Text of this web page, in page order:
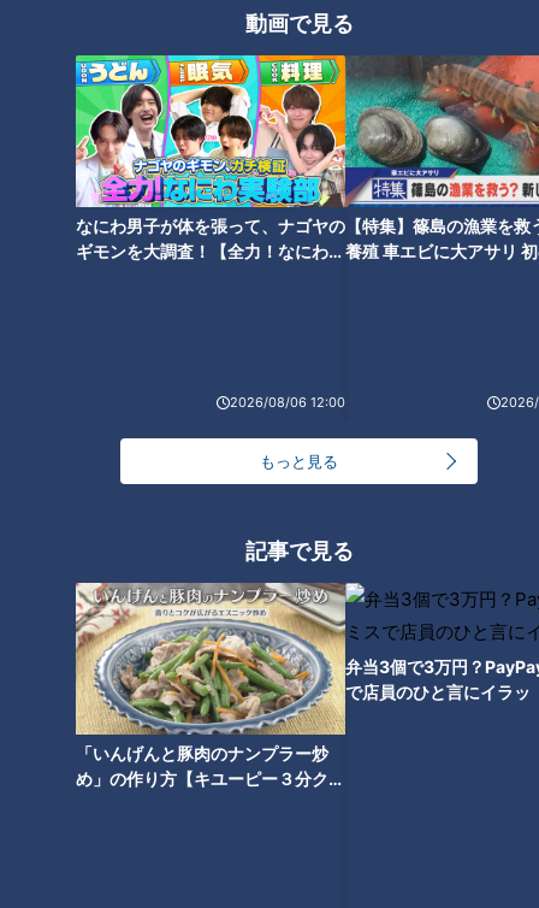
動画で見る
なにわ男子が体を張って、ナゴヤの
ギモンを大調査！【全力！なにわ実
2026/08/06 12:00
【特集】篠島の漁業を救
養殖 車エビに大アサリ
もっと見る
記事で見る
「いんげんと豚肉のナンプラー炒
め」の作り方【キユーピー３分クッ
弁当3個で3万円？
で店員のひと言にイラッ
この記事の画像を見る
この記事を見たあなたへのおすすめ
とは？
誰もが起こり得る！？温度差で
引き起こる「ヒートショック」
とは？専門家が入浴時の4つの
対策を紹介！
世界陸上の盛り上がりをアジア
大会へ繋げるには？